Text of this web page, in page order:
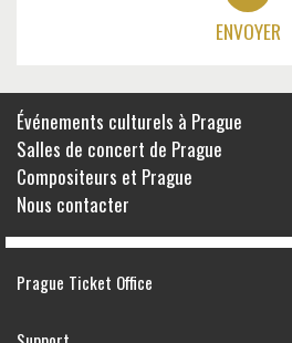
ENVOYER
Événements culturels à Prague
Salles de concert de Prague
Compositeurs et Prague
Nous contacter
Prague Ticket Office